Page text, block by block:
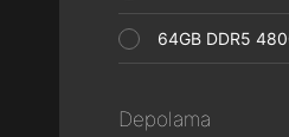
64GB DDR5
Depolama